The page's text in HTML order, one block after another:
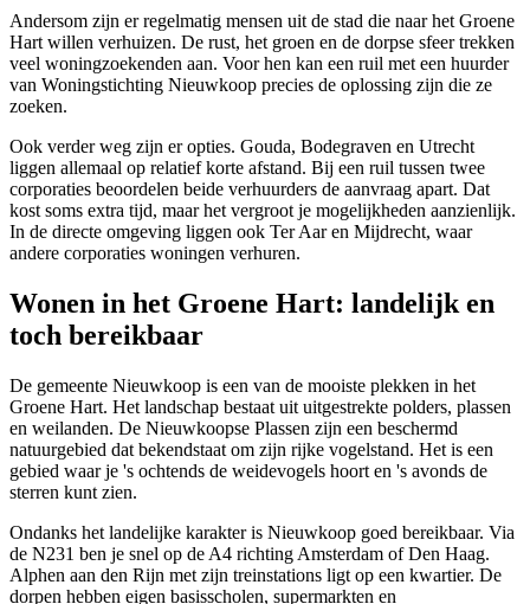
Andersom zijn er regelmatig mensen uit de stad die naar het Groene
Hart willen verhuizen. De rust, het groen en de dorpse sfeer trekken
veel woningzoekenden aan. Voor hen kan een ruil met een huurder
van Woningstichting Nieuwkoop precies de oplossing zijn die ze
zoeken.
Ook verder weg zijn er opties. Gouda, Bodegraven en Utrecht
liggen allemaal op relatief korte afstand. Bij een ruil tussen twee
corporaties beoordelen beide verhuurders de aanvraag apart. Dat
kost soms extra tijd, maar het vergroot je mogelijkheden aanzienlijk.
In de directe omgeving liggen ook Ter Aaren Mijdrecht, waar
andere corporaties woningen verhuren.
Wonen in het Groene Hart: landelijk en
toch bereikbaar
De gemeente Nieuwkoop is een van de mooiste plekken in het
Groene Hart. Het landschap bestaat uit uitgestrekte polders, plassen
en weilanden. De Nieuwkoopse Plassen zijn een beschermd
natuurgebied dat bekendstaat om zijn rijke vogelstand. Het is een
gebied waar je 's ochtends de weidevogels hoort en 's avonds de
sterren kunt zien.
Ondanks het landelijke karakter is Nieuwkoop goed bereikbaar. Via
de N231 ben je snel op de A4 richting Amsterdam ofDen Haag.
Alphen aan den Rijn met zijn treinstations ligt op een kwartier. De
dorpen hebben eigen basisscholen, supermarkten en